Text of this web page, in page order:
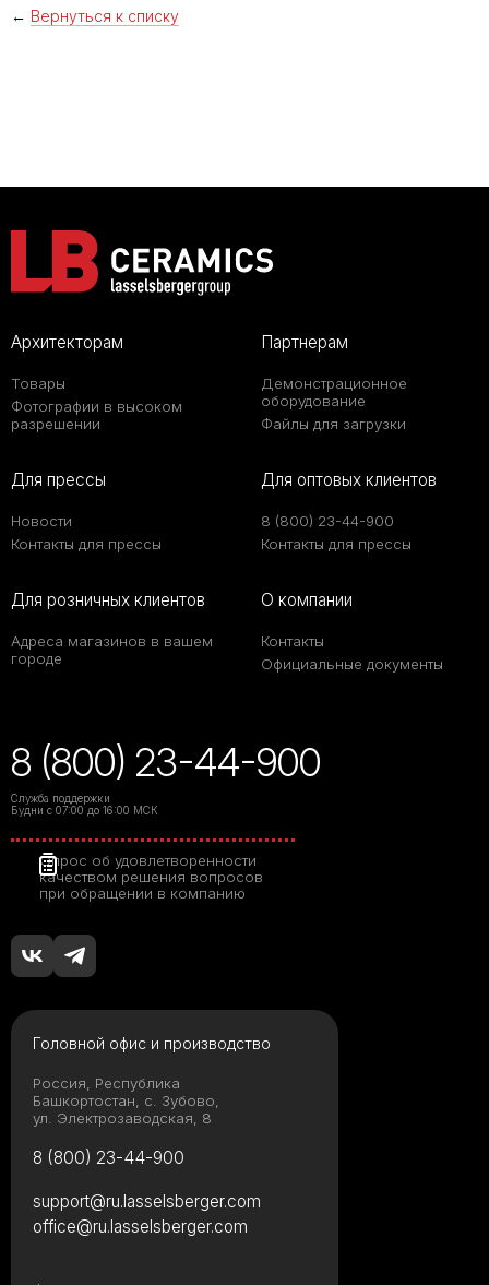
← Вернуться к списку
Архитекторам
Товары
Фотографии в высоком
разрешении
Партнерам
Демонстрационное
оборудование
Файлы для загрузки
Для прессы
Новости
Контакты для прессы
Для оптовых клиентов
8 (800) 23-44-900
Контакты для прессы
Для розничных клиентов
Адреса магазинов в вашем
городе
О компании
Контакты
Официальные документы
8 (800) 23-44-900
Служба поддержки
Будни с 07:00 до 16:00 МСК
Опрос об удовлетворенности
качеством решения вопросов
при обращении в компанию
Головной офис и производство
Россия, Республика
Башкортостан, с. Зубово,
ул. Электрозаводская, 8
8 (800) 23-44-900
support@ru.lasselsberger.com
office@ru.lasselsberger.com